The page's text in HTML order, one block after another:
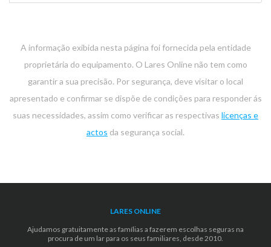
A informação exibida nesta página foi fornecida pela entidade
proprietária do equipamento. O Lares Online não tem como
garantir a sua precisão. Por segurança, deve visitar o local
apresentado e confirmar se dispõe de condições para responder ás
suas necessidades, assim como verificar as respectivas licenças e
actos da segurança social.
LARES ONLINE
Ajudamos gratuitamente as famílias a fazerem escolhas seguras na
procura de um lar para os seus familiares, desde 2010.